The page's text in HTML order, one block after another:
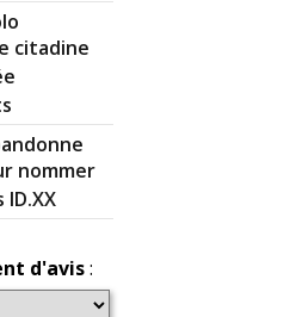
citadine
nommer
d'avis: